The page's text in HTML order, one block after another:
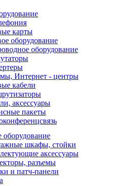
карты
оборудование
оборудование
Интернет - центры
кабели
аксессуары
пакеты
шкафы, стойки
аксессуары
разъемы
и патч-панели